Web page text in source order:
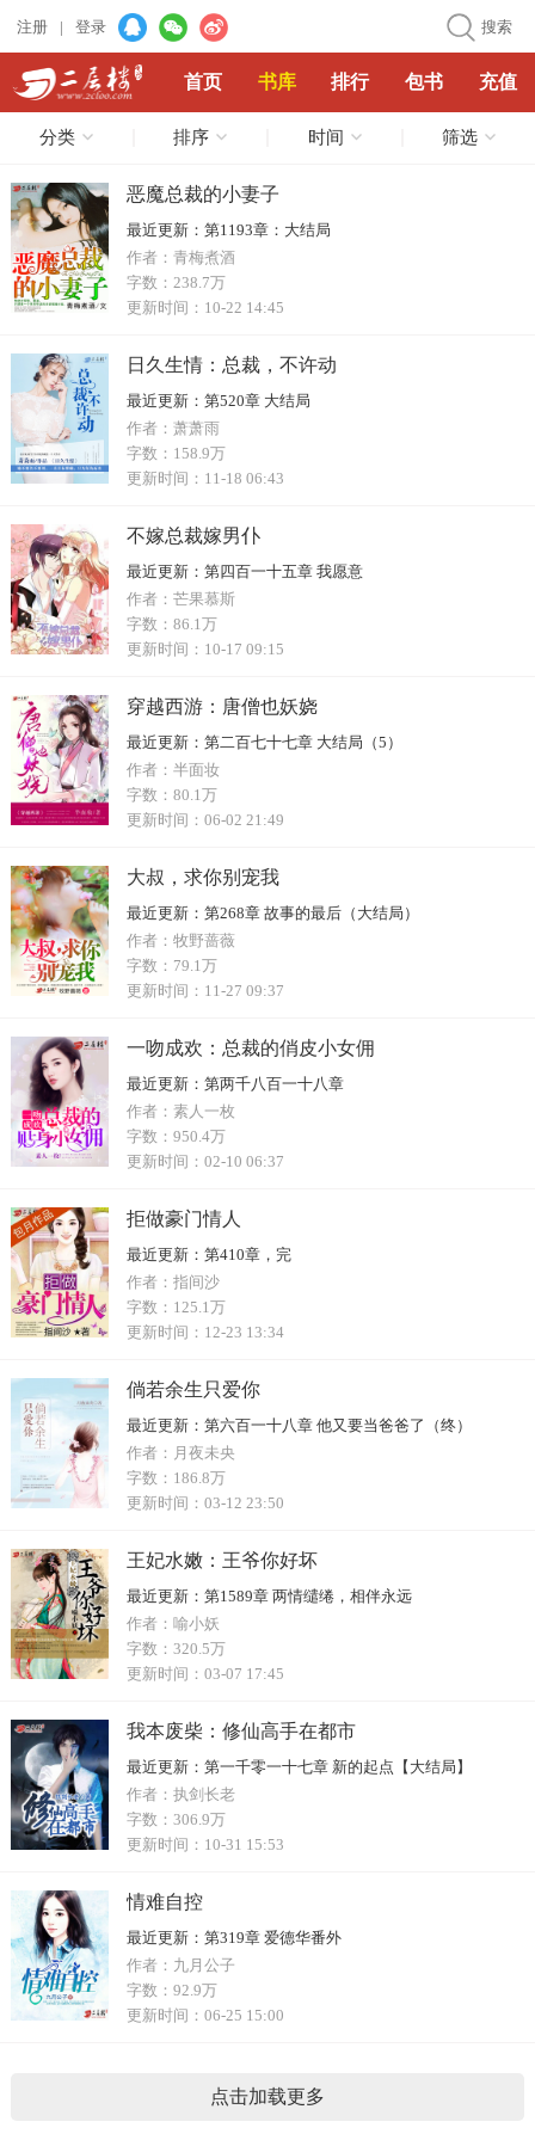
注册 | 登录 搜索
首页 书库 排行 包书 充值
分类 排序 时间 筛选
恶魔总裁的小妻子
最近更新： 第1193章：大结局
作者： 青梅煮酒
字数： 238.7万
更新时间： 10-22 14:45
日久生情：总裁，不许动
最近更新：
第520章 大结局
作者： 萧萧雨
字数： 158.9万
更新时间： 11-18 06:43
不嫁总裁嫁男仆
最近更新： 第四百一十五章 我愿意
作者： 芒果慕斯
字数： 86.1万
更新时间： 10-17 09:15
穿越西游：唐僧也妖娆
最近更新： 第二百七十七章 大结局（5）
作者： 半面妆
字数： 80.1万
更新时间： 06-02 21:49
大叔，求你别宠我
最近更新： 第268章 故事的最后（大结局）
作者： 牧野蔷薇
字数： 79.1万
更新时间： 11-27 09:37
一吻成欢：总裁的俏皮小女佣
最近更新： 第两千八百一十八章
作者： 素人一枚
字数： 950.4万
更新时间： 02-10 06:37
拒做豪门情人
最近更新： 第410章，完
作者： 指间沙
字数： 125.1万
更新时间： 12-23 13:34
倘若余生只爱你
最近更新： 第六百一十八章 他又要当爸爸了（终）
作者： 月夜未央
字数： 186.8万
更新时间： 03-12 23:50
王妃水嫩：王爷你好坏
最近更新： 第1589章 两情缱绻，相伴永远
作者： 喻小妖
字数： 320.5万
更新时间： 03-07 17:45
我本废柴：修仙高手在都市
最近更新： 第一千零一十七章 新的起点【大结局】
作者： 执剑长老
字数： 306.9万
更新时间： 10-31 15:53
情难自控
最近更新： 第319章 爱德华番外
作者： 九月公子
字数： 92.9万
更新时间： 06-25 15:00
点击加载更多